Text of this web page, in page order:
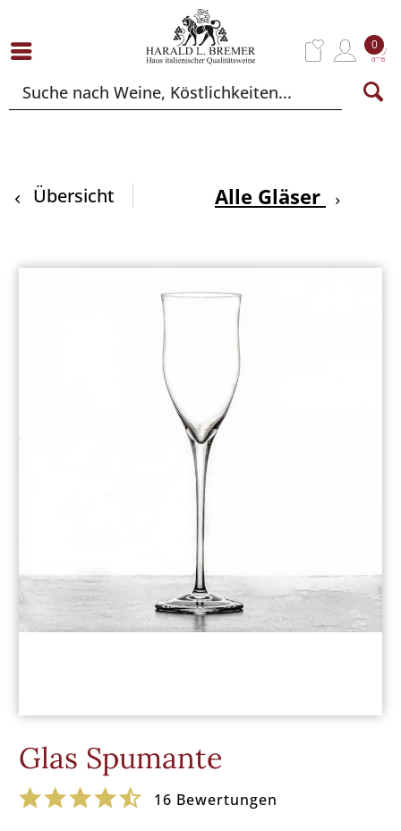
0
Übersicht Alle Gläser
Glas Spumante
16 Bewertungen